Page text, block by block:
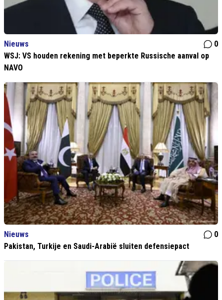
Nieuws
0
WSJ: VS houden rekening met beperkte Russische aanval op
NAVO
Nieuws
0
Pakistan, Turkije en Saudi-Arabië sluiten defensiepact